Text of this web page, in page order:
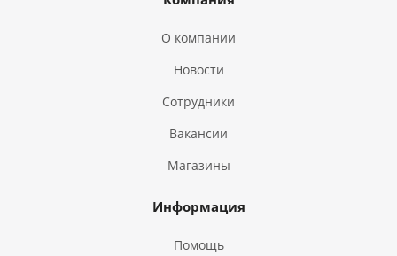
О компании
Новости
Сотрудники
Вакансии
Магазины
Информация
Помощь